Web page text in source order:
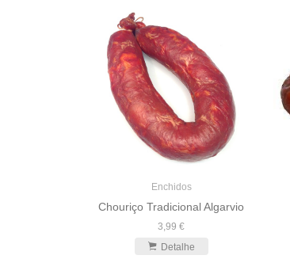
Enchidos
Chouriço Tradicional Algarvio
3,99 €
Detalhe